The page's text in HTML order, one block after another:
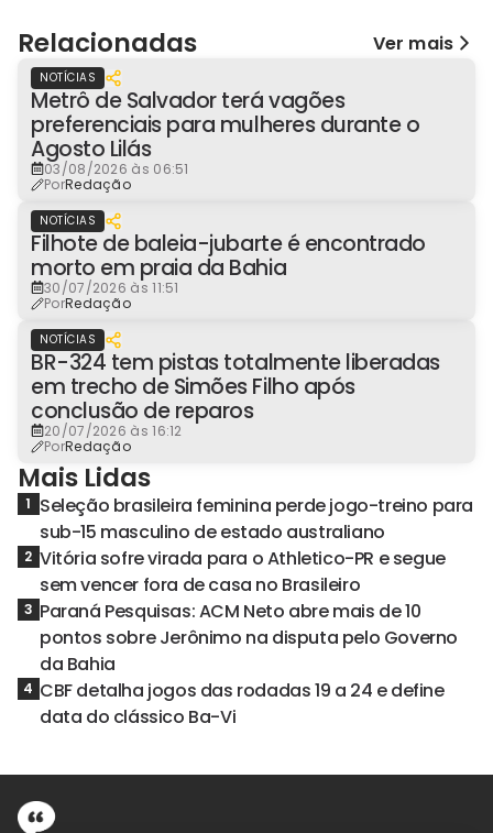
Relacionadas Ver mais
NOTÍCIAS
Metrô de Salvador terá vagões
preferenciais para mulheres durante o
Agosto Lilás
03/08/2026 às 06:51
PorRedação
NOTÍCIAS
Filhote de baleia-jubarte é encontrado
morto em praia da Bahia
30/07/2026 às 11:51
PorRedação
NOTÍCIAS
BR-324 tem pistas totalmente liberadas
em trecho de Simões Filho após
conclusão de reparos
20/07/2026 às 16:12
PorRedação
Mais Lidas
1 Seleção brasileira feminina perde jogo-treino para
sub-15 masculino de estado australiano
2 Vitória sofre virada para o Athletico-PR e segue
sem vencer fora de casa no Brasileiro
3 Paraná Pesquisas: ACM Neto abre mais de 10
pontos sobre Jerônimo na disputa pelo Governo
da Bahia
4 CBF detalha jogos das rodadas 19 a 24 e define
data do clássico Ba-Vi